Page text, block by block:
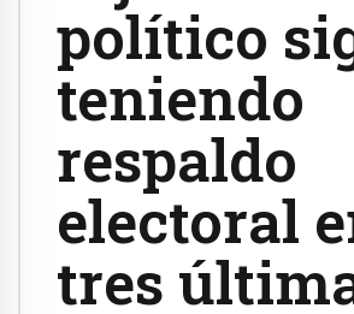
político
teniendo
respaldo
electoral
tres